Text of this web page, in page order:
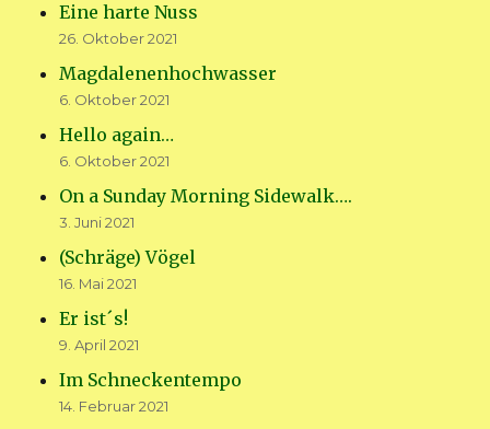
Eine harte Nuss
26. Oktober 2021
Magdalenenhochwasser
6. Oktober 2021
Hello again…
6. Oktober 2021
On a Sunday Morning Sidewalk….
3. Juni 2021
(Schräge) Vögel
16. Mai 2021
Er ist´s!
9. April 2021
Im Schneckentempo
14. Februar 2021